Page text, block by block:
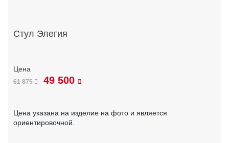
Стул Элегия
61 875 49 500
Цена указана на изделие на фото и является
ориентировочной.